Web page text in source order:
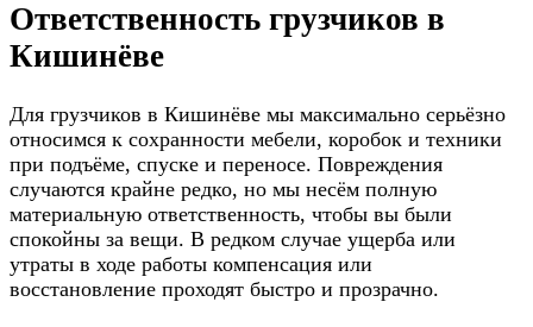
Ответственность грузчиков в
Кишинёве
Для грузчиков в Кишинёве мы максимально серьёзно
относимся к сохранности мебели, коробок и техники
при подъёме, спуске и переносе. Повреждения
случаются крайне редко, но мы несём полную
материальную ответственность, чтобы вы были
спокойны за вещи. В редком случае ущерба или
утраты в ходе работы компенсация или
восстановление проходят быстро и прозрачно.